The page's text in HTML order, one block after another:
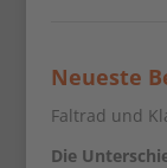
Neueste
Faltrad und
Die